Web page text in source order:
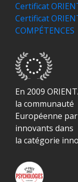
Certificat
Certificat
COMPÉTENCES
En 2009
la communauté
Européenne
innovants dans
la catégorie